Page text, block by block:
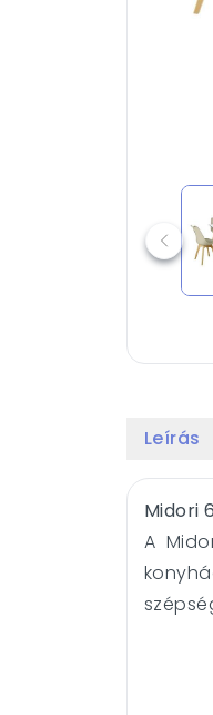
Leírás
Midori
A